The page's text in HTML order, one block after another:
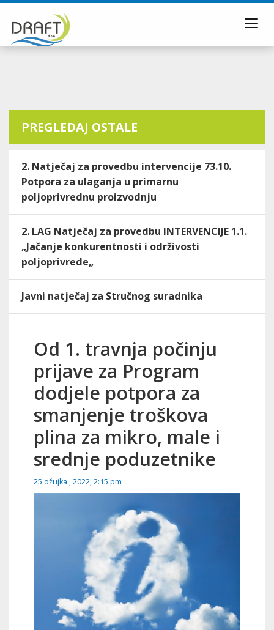
PREGLEDAJ OSTALE
2. Natječaj za provedbu intervencije 73.10.
Potpora za ulaganja u primarnu
poljoprivrednu proizvodnju
2. LAG Natječaj za provedbu INTERVENCIJE 1.1.
„Jačanje konkurentnosti i održivosti
poljoprivrede„
Javni natječaj za Stručnog suradnika
Od 1. travnja počinju
prijave za Program
dodjele potpora za
smanjenje troškova
plina za mikro, male i
srednje poduzetnike
25 ožujka , 2022, 2:15 pm